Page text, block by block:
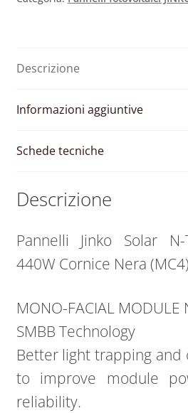
Cornice
quantità
Descrizione
Informazioni aggiuntive
Schede tecniche
Descrizione
Pannelli Jinko Solar
440W Cornice Nera (MC4)
MONO-FACIAL MODULE
SMBB Technology
Better light trapping and
to improve module
reliability.